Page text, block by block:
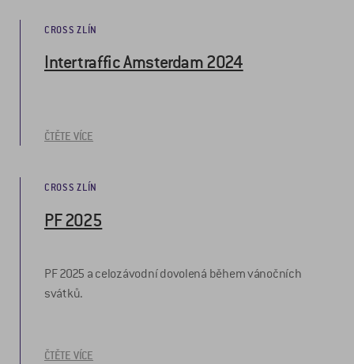
CROSS ZLÍN
Intertraffic Amsterdam 2024
ČTĚTE VÍCE
CROSS ZLÍN
PF 2025
PF 2025 a celozávodní dovolená během vánočních
svátků.
ČTĚTE VÍCE